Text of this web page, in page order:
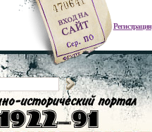
Регистрация